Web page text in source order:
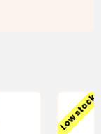
Low stock